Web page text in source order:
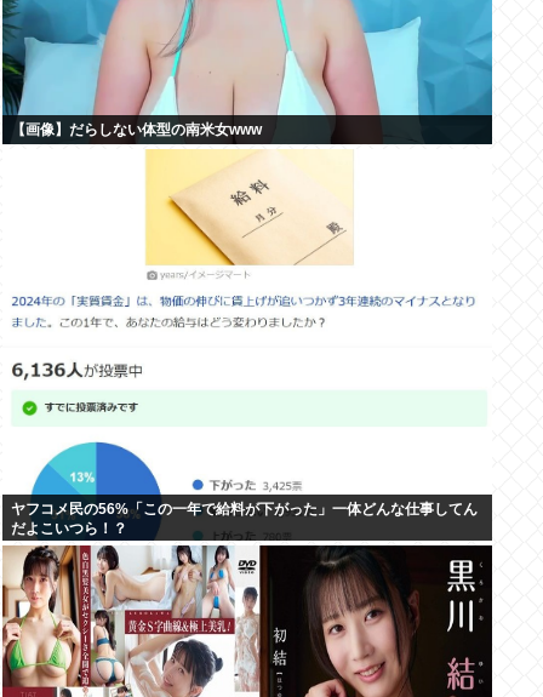
【画像】だらしない体型の南米女www
ヤフコメ民の56%「この一年で給料が下がった」一体どんな仕事してん
だよこいつら！？